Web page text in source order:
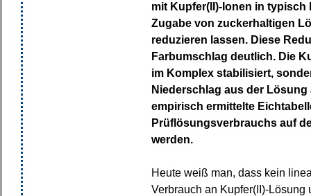
mit Kupfer(II)-Ionen in
Zugabe von zuckerhaltigen
reduzieren lassen. Diese
Farbumschlag deutlich. Die
im Komplex stabilisiert,
Niederschlag aus der
empirisch ermittelte
Prüflösungsverbrauchs auf
werden.
Heute weiß man, dass kein
Verbrauch an Kupfer(II)-